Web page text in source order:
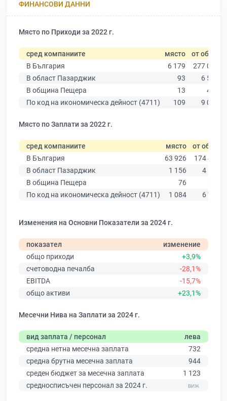
ФИНАНСОВИ ДАННИ
Място по Приходи за 2022 г.
сред компаниите място от общо
В България
6 179
277 019
В област Пазарджик
93
6 511
В община Пещера
13
404
По код на икономическа дейност (4711)
109 9 025
Място по Заплати за 2022 г.
сред компаниите място от общо
В България
63 926
174 403
В област Пазарджик
1 156
4 545
В община Пещера
76
281
По код на икономическа дейност (4711)
1 084 6 773
Изменения на Основни Показатели за 2024 г.
показател
изменение
общо приходи
+3,9%
счетоводна печалба
-28,1%
EBITDA
-15,7%
общо активи
+23,1%
Месечни Нива на Заплати за 2024 г.
вид заплата / персонал
лева
средна нетна месечна заплата
732
средна брутна месечна заплата
944
среден бюджет за месечна заплата
1 123
средносписъчен персонал за 2024 г.